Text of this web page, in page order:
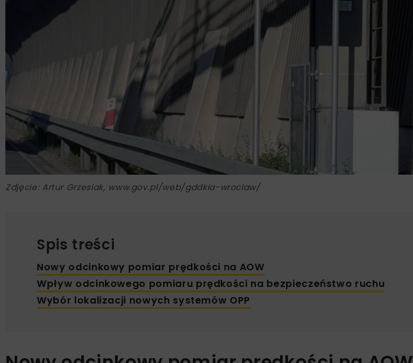
Zdjęcie: Artur Grzesiak, www.gov.pl/web/gddkia-wroclaw/
Spis treści
Nowy odcinkowy pomiar prędkości na AOW
Wpływ odcinkowego pomiaru prędkości na bezpieczeństwo ruchu
Wybór lokalizacji nowych systemów OPP